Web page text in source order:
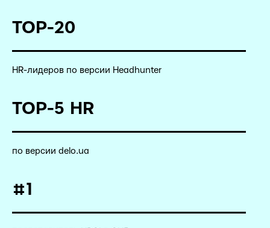
TOP-20
HR-лидеров по версии Headhunter
TOP-5 HR
по версии delo.ua
#1